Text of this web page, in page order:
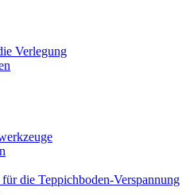
Verlegung
die Teppichboden-Verspannung